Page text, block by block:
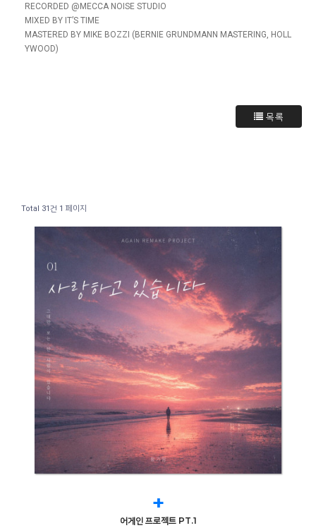
RECORDED @MECCA NOISE STUDIO
MIXED BY IT’S TIME
MASTERED BY MIKE BOZZI (BERNIE GRUNDMANN MASTERING, HOLL
YWOOD)
목록
Total 31건 1 페이지
+
어게인 프로젝트 PT.1